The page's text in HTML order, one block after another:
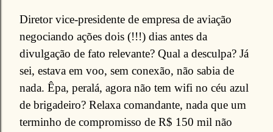
Diretor vice-presidente de empresa de aviação
negociando ações dois (!!!) dias antes da
divulgação de fato relevante? Qual a desculpa? Já
sei, estava em voo, sem conexão, não sabia de
nada. Êpa, peralá, agora não tem wifi no céu azul
de brigadeiro? Relaxa comandante, nada que um
terminho de compromisso de R$ 150 mil não